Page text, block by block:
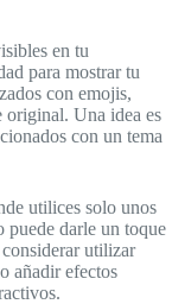
en tu
para mostrar tu
con emojis,
original. Una idea es
con un tema
utilices solo unos
puede darle un toque
utilizar
añadir efectos